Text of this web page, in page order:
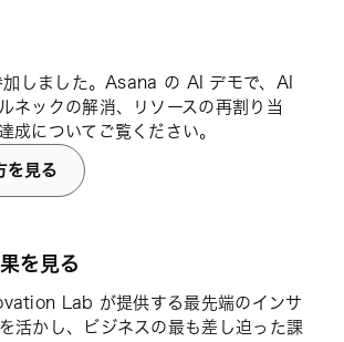
しました。Asana の AI デモで、AI
ネックの解消、リソースの再割り当
成についてご覧ください。
を見る
を見る
Lab が提供する最先端のインサ
活かし、ビジネスの最も差し迫った課